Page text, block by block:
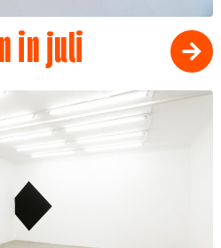
in juli